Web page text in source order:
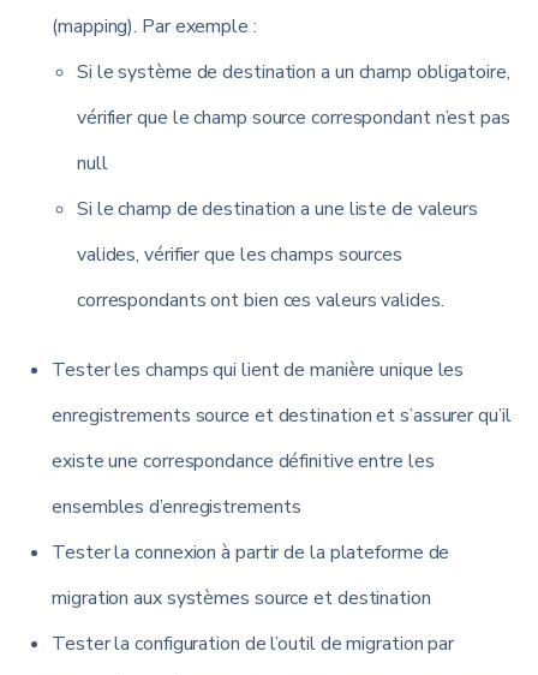
(mapping). Par exemple :
Si le système de destination a un champ obligatoire,
vérifier que le champ source correspondant n’est pas
null
Si le champ de destination a une liste de valeurs
valides, vérifier que les champs sources
correspondants ont bien ces valeurs valides.
Tester les champs qui lient de manière unique les
enregistrements source et destination et s’assurer qu’il
existe une correspondance définitive entre les
ensembles d’enregistrements
Tester la connexion à partir de la plateforme de
migration aux systèmes source et destination
Tester la configuration de l’outil de migration par